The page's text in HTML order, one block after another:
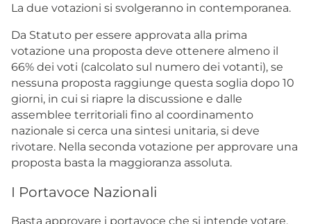
La due votazioni si svolgeranno in contemporanea.
Da Statuto per essere approvata alla prima
votazione una proposta deve ottenere almeno il
66% dei voti (calcolato sul numero dei votanti), se
nessuna proposta raggiunge questa soglia dopo 10
giorni, in cui si riapre la discussione e dalle
assemblee territoriali fino al coordinamento
nazionale si cerca una sintesi unitaria, si deve
rivotare. Nella seconda votazione per approvare una
proposta basta la maggioranza assoluta.
I Portavoce Nazionali
Basta approvare i portavoce che si intende votare.